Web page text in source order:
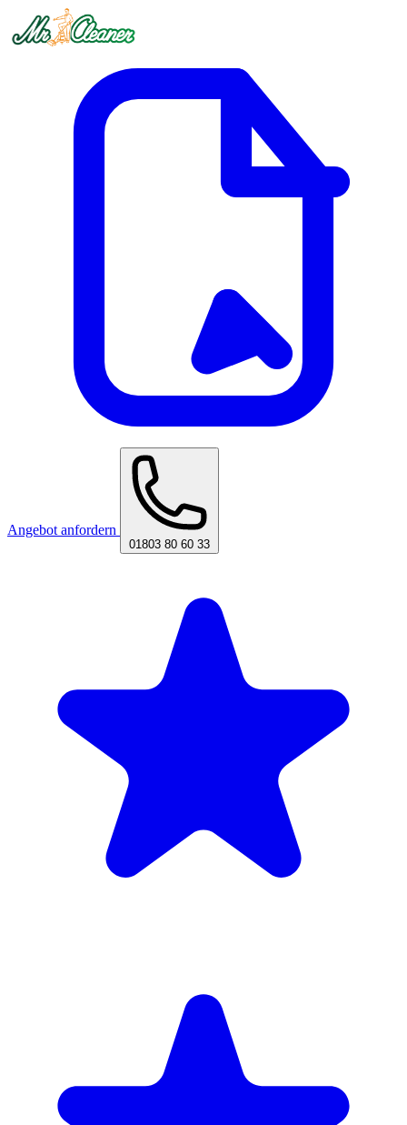
Angebot anfordern
01803 80 60 33